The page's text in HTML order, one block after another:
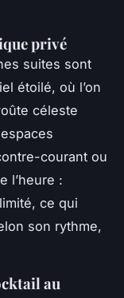
privé
suites sont
étoilé, où l’on
céleste
courant ou
l’heure :
ce qui
son rythme,
au